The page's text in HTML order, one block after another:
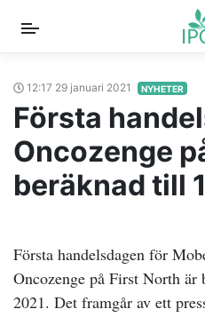
12:17 29 januari 2021 NYHETER
Första
Oncozenge
beräknad till
Första handelsdagen för
Oncozenge på First North
2021. Det framgår av ett